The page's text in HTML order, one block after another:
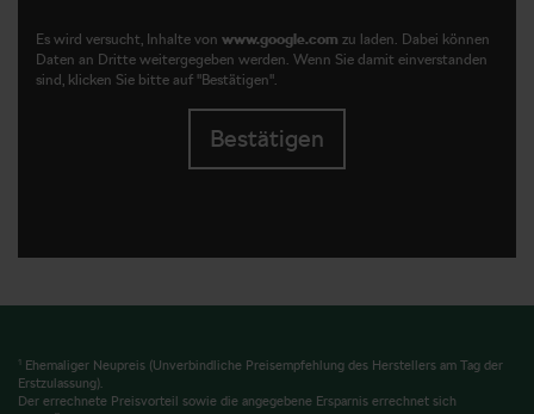
Es wird versucht, Inhalte von www.google.com zu laden. Dabei können
Daten an Dritte weitergegeben werden. Wenn Sie damit einverstanden
sind, klicken Sie bitte auf "Bestätigen".
Bestätigen
1 Ehemaliger Neupreis (Unverbindliche Preisempfehlung des Herstellers am Tag der
Erstzulassung).
Der errechnete Preisvorteil sowie die angegebene Ersparnis errechnet sich